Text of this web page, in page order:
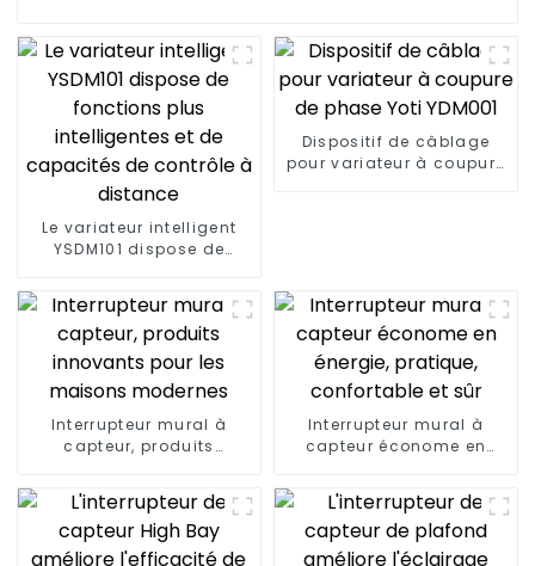
Le variateur intelligent
YSDM101 dispose de
capacités de contrôle à
distance
Dispositif de câblage
pour variateur à coupure
Interrupteur mural à
capteur, produits
maisons modernes
Interrupteur mural à
capteur économe en
confortable et sûr